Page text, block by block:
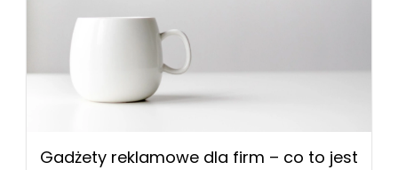
Gadżety reklamowe dla firm – co to jest